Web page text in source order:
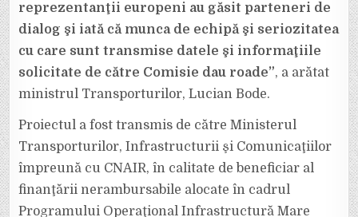
reprezentanţii europeni au găsit parteneri de
dialog şi iată că munca de echipă şi seriozitatea
cu care sunt transmise datele şi informaţiile
solicitate de către Comisie dau roade”, a arătat
ministrul Transporturilor, Lucian Bode.
Proiectul a fost transmis de către Ministerul
Transporturilor, Infrastructurii şi Comunicaţiilor
împreună cu CNAIR, în calitate de beneficiar al
finanţării nerambursabile alocate în cadrul
Programului Operaţional Infrastructură Mare